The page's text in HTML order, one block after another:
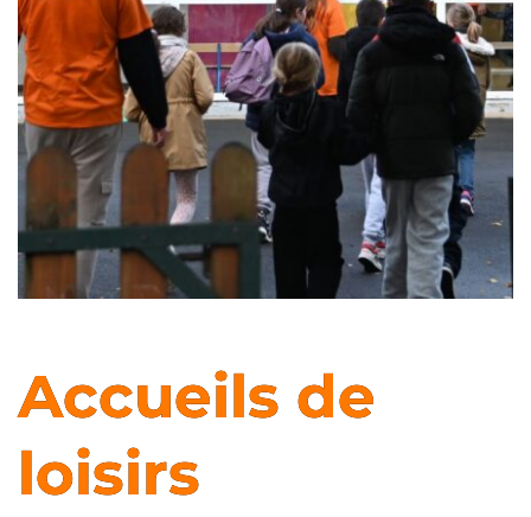
Accueils de
loisirs